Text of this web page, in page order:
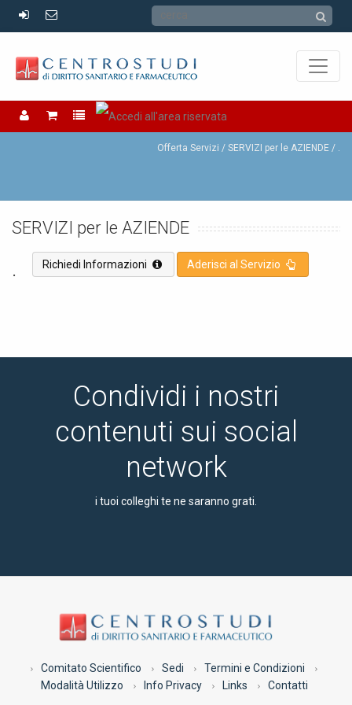
Offerta Servizi
Offerta Servizi / SERVIZI per le AZIENDE .
SERVIZI per le AZIENDE
Richiedi Informazioni Aderisci al Servizio
.
Condividi i nostri
contenuti sui social
network
i tuoi colleghi te ne saranno grati.
Comitato Scientifico Sedi
Termini e Condizioni
Modalità Utilizzo
Info Privacy Links Contatti